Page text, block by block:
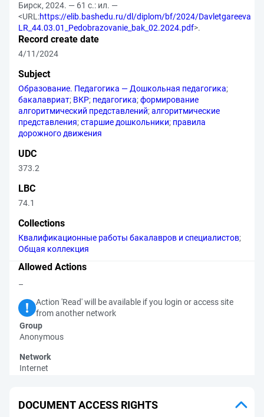
Бирск, 2024. — 61 с.: ил. —
<URL:https://elib.bashedu.ru/dl/diplom/bf/2024/Davletgareeva
LR_44.03.01_Pedobrazovanie_bak_02.2024.pdf>.
Record create date
4/11/2024
Subject
Образование. Педагогика — Дошкольная педагогика;
бакалавриат; ВКР; педагогика;формирование
алгоритмический представлений;алгоритмические
представления;старшие дошкольники; правила
дорожного движения
UDC
373.2
LBC
74.1
Collections
Квалификационные работы бакалавров и специалистов;
Общая коллекция
Allowed Actions
–
Action 'Read' will be available if you login or access site
from another network
Group
Anonymous
Network
Internet
DOCUMENT ACCESS RIGHTS